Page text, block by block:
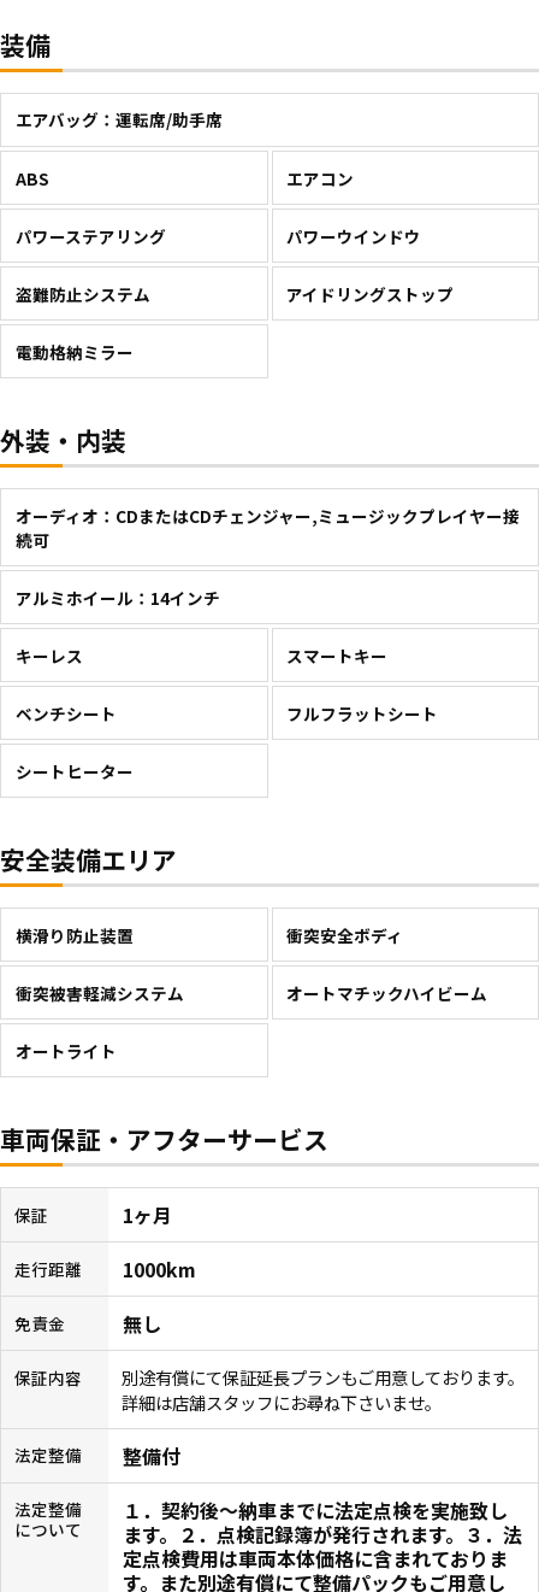
装備
エアバッグ：運転席/助手席
ABS エアコン
パワーステアリング パワーウインドウ
盗難防止システム アイドリングストップ
電動格納ミラー
外装・内装
オーディオ：CDまたはCDチェンジャー,ミュージックプレイヤー接
続可
アルミホイール：14インチ
キーレス スマートキー
ベンチシート フルフラットシート
シートヒーター
安全装備エリア
横滑り防止装置 衝突安全ボディ
衝突被害軽減システム オートマチックハイビーム
オートライト
車両保証・アフターサービス
保証 1ヶ月
走行距離 1000km
免責金 無し
保証内容
別途有償にて保証延長プランもご用意しております。
詳細は店舗スタッフにお尋ね下さいませ。
法定整備 整備付
法定整備
について
１．契約後〜納車までに法定点検を実施致し
ます。２．点検記録簿が発行されます。３．法
定点検費用は車両本体価格に含まれておりま
す。また別途有償にて整備パックもご用意し